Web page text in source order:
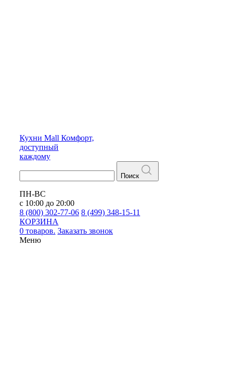
Кухни Mall Комфорт,
доступный
каждому
Поиск
ПН-ВС
с 10:00 до 20:00
8 (800) 302-77-06 8 (499) 348-15-11
КОРЗИНА
0 товаров. Заказать звонок
Меню